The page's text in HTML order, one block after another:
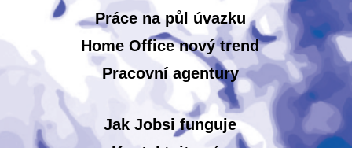
Práce na půl úvazku
Home Office nový trend
Pracovní agentury
Jak Jobsi funguje